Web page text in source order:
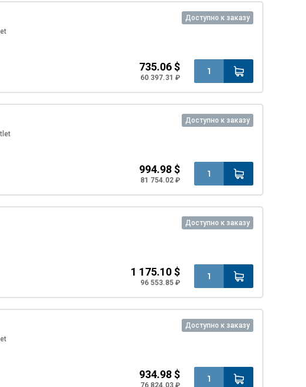
Доступно к заказу
735.06 $
60 397.31 ₽
Доступно к заказу
994.98 $
81 754.02 ₽
Доступно к заказу
1 175.10 $
96 553.85 ₽
Доступно к заказу
934.98 $
76 824.03 ₽